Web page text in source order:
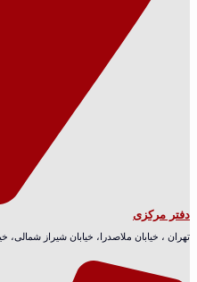
دفتر مرکزی
تهران ، خیابان ملاصدرا، خیابان شیراز شمالی،